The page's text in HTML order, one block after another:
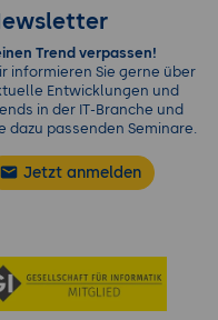
Trend verpassen!
informieren Sie gerne über
Entwicklungen und
in der IT-Branche und
dazu passenden Seminare.
Jetzt anmelden